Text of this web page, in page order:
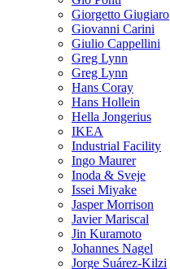
Giorgetto Giugiaro
Giovanni Carini
Giulio Cappellini
Greg Lynn
Greg Lynn
Hans Coray
Hans Hollein
Hella Jongerius
IKEA
Industrial Facility
Ingo Maurer
Inoda & Sveje
Issei Miyake
Jasper Morrison
Javier Mariscal
Jin Kuramoto
Johannes Nagel
Jorge Suárez-Kilzi